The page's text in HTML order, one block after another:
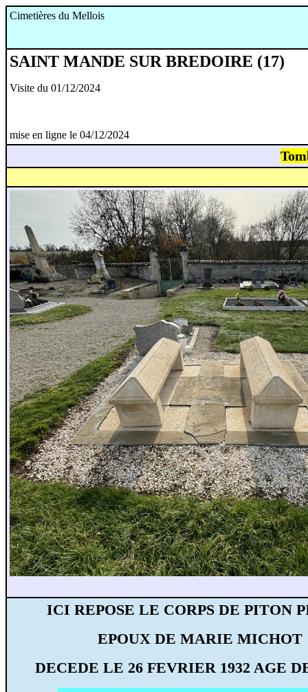
Cimetières du Mellois
SAINT MANDE SUR BREDOIRE (17)
Visite du 01/12/2024
mise en ligne le 04/12/2024
ICI REPOSE LE CORPS DE PITON
EPOUX DE MARIE MICHOT
DECEDE LE 26 FEVRIER 1932 AGE